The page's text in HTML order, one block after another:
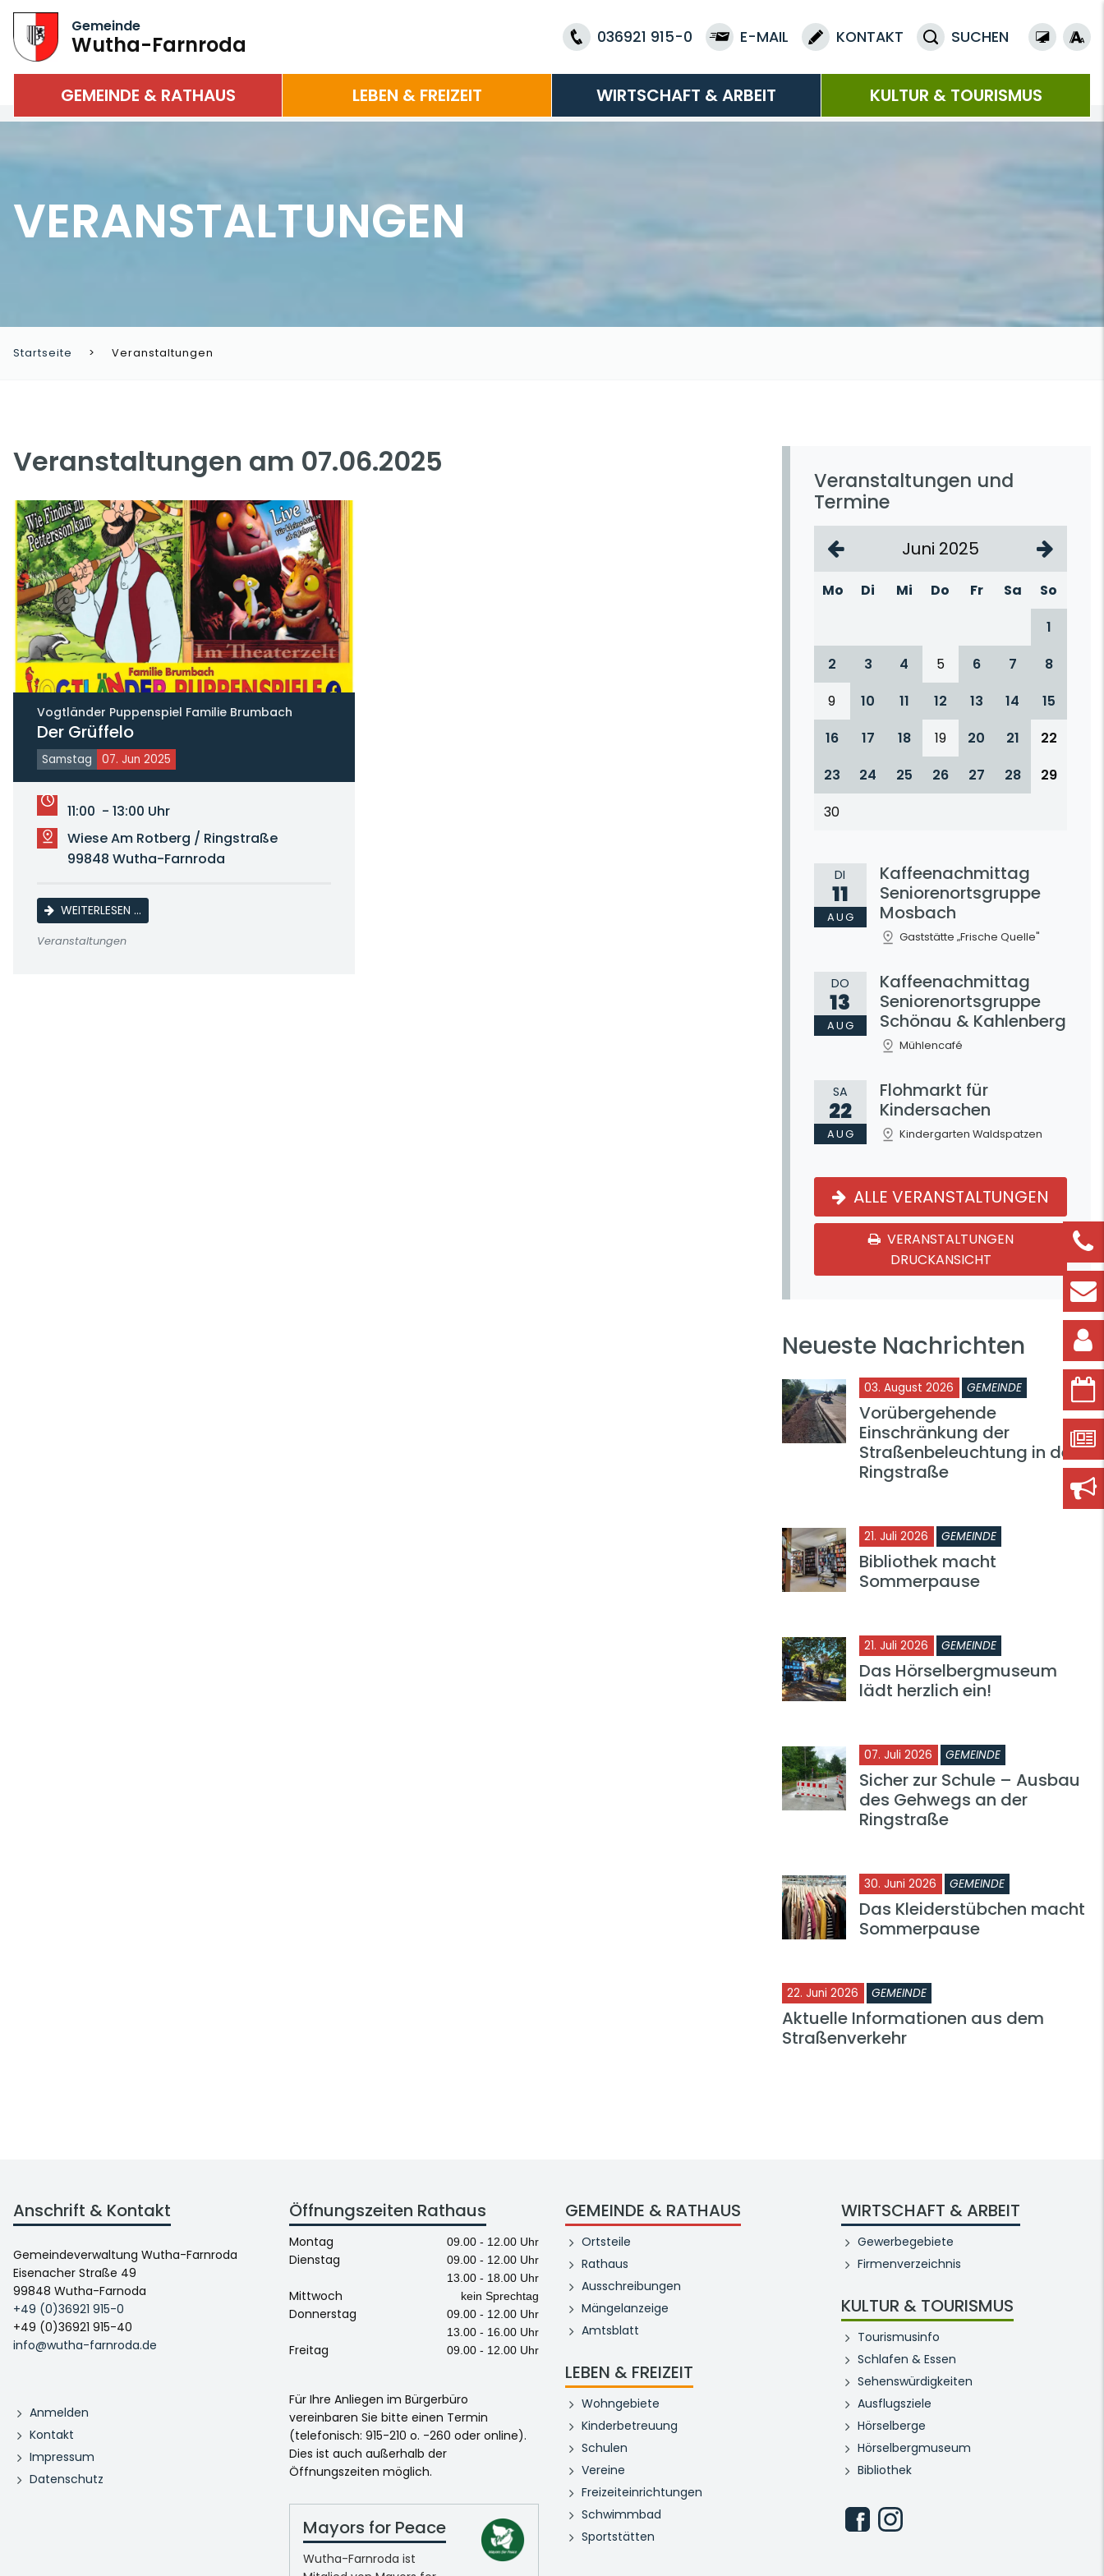
Gemeinde
Wutha-Farnroda 036921 915-0 E-MAIL KONTAKT SUCHEN
GEMEINDE & RATHAUS LEBEN & FREIZEIT WIRTSCHAFT & ARBEIT KULTUR & TOURISMUS
VERANSTALTUNGEN
Startseite Veranstaltungen
Veranstaltungen am 07.06.2025
Vogtländer Puppenspiel Familie Brumbach
Der Grüffelo
Samstag 07. Jun 2025
11:00 - 13:00 Uhr
Wiese Am Rotberg / Ringstraße
99848 Wutha-Farnroda
WEITERLESEN …DER GRÜFFELO
Veranstaltungen
Veranstaltungen und
Termine
Juni 2025
Mo Di Mi Do Fr Sa
So
1
2
3 4 5 6 7
8
9
10 11 12 13 14
15
16
17 18 19 20 21
22
23
24 25 26 27 28
29
30
DI
11
AUG
Kaffeenachmittag
Seniorenortsgruppe
Mosbach
Gaststätte „Frische Quelle"
DO
13
AUG
Kaffeenachmittag
Seniorenortsgruppe
Schönau & Kahlenberg
Mühlencafé
SA
22
AUG
Flohmarkt für
Kindersachen
Kindergarten Waldspatzen
ALLE VERANSTALTUNGEN
VERANSTALTUNGEN
DRUCKANSICHT
Neueste Nachrichten
03. August 2026 GEMEINDE
Vorübergehende
Einschränkung der
Straßenbeleuchtung in der
Ringstraße
21. Juli 2026 GEMEINDE
Bibliothek macht
Sommerpause
21. Juli 2026 GEMEINDE
Das Hörselbergmuseum
lädt herzlich ein!
07. Juli 2026 GEMEINDE
Sicher zur Schule – Ausbau
des Gehwegs an der
Ringstraße
30. Juni 2026 GEMEINDE
Das Kleiderstübchen macht
Sommerpause
22. Juni 2026 GEMEINDE
Aktuelle Informationen aus dem
Straßenverkehr
Anschrift & Kontakt
Gemeindeverwaltung Wutha-Farnroda
Eisenacher Straße 49
99848 Wutha-Farnoda
+49 (0)36921 915-0
+49 (0)36921 915-40
info@wutha-farnroda.de
Anmelden
Kontakt
Impressum
Datenschutz
Öffnungszeiten Rathaus
Montag 09.00 - 12.00 Uhr
Dienstag
09.00 - 12.00 Uhr
13.00 - 18.00 Uhr
Mittwoch kein Sprechtag
Donnerstag
09.00 - 12.00 Uhr
13.00 - 16.00 Uhr
Freitag 09.00 - 12.00 Uhr
Für Ihre Anliegen im Bürgerbüro
vereinbaren Sie bitte einen Termin
(telefonisch: 915-210 o. -260 oder online).
Dies ist auch außerhalb der
Öffnungszeiten möglich.
Mayors for Peace
Wutha-Farnroda ist
GEMEINDE & RATHAUS
Ortsteile
Rathaus
Ausschreibungen
Mängelanzeige
Amtsblatt
LEBEN & FREIZEIT
Wohngebiete
Kinderbetreuung
Schulen
Vereine
Freizeiteinrichtungen
Schwimmbad
Sportstätten
WIRTSCHAFT & ARBEIT
Gewerbegebiete
Firmenverzeichnis
KULTUR & TOURISMUS
Tourismusinfo
Schlafen & Essen
Sehenswürdigkeiten
Ausflugsziele
Hörselberge
Hörselbergmuseum
Bibliothek